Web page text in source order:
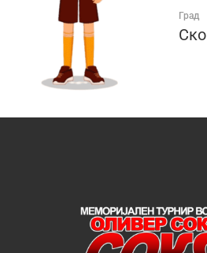
Град